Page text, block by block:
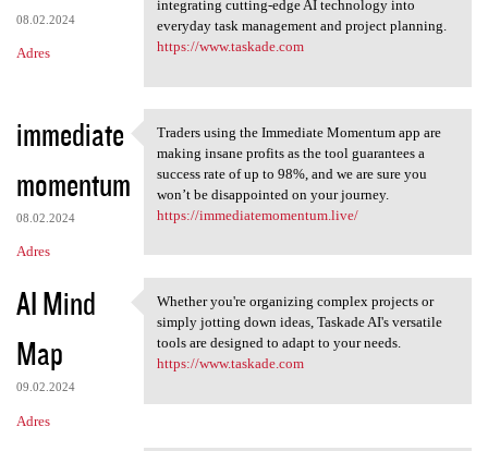
08.02.2024
Adres
integrating cutting-edge AI technology into
everyday task management and project planning.
https://www.taskade.com
immediate
momentum
08.02.2024
Adres
Traders using the Immediate
Traders using the Immediate Momentum app are
making insane profits as the tool guarantees a
success rate of up to 98%, and we are sure you
won’t be disappointed on your journey.
https://immediatemomentum.live/
AI Mind
Map
09.02.2024
Adres
Whether you're organizing
Whether you're organizing complex projects or
simply jotting down ideas, Taskade AI's versatile
tools are designed to adapt to your needs.
https://www.taskade.com